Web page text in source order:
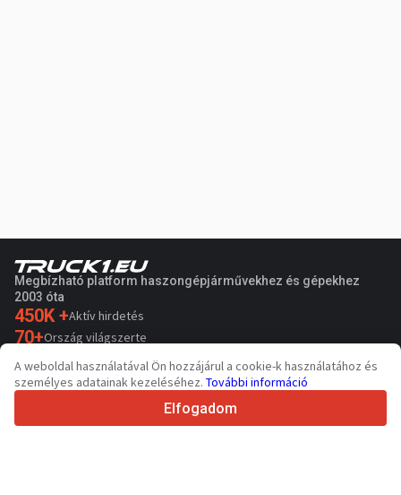
Megbízható platform haszongépjárművekhez és gépekhez
2003 óta
450K +Aktív hirdetés
70+Ország világszerte
36 Támogatott nyelv
4.7/5
A weboldal használatával Ön hozzájárul a cookie-k használatához és
személyes adatainak kezeléséhez. További információ
Elfogadom